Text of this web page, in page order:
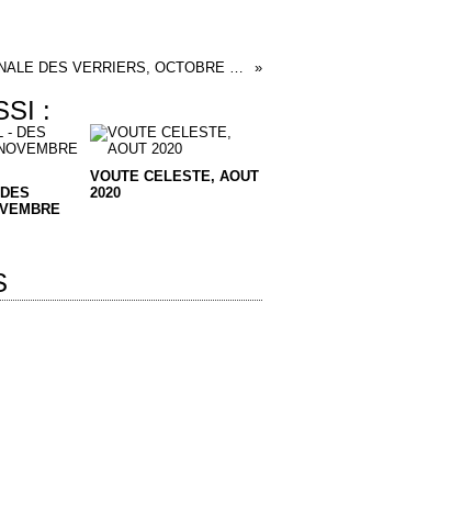
BIENNALE DES VERRIERS, OCTOBRE 2017
:
VOUTE CELESTE, AOUT
2020